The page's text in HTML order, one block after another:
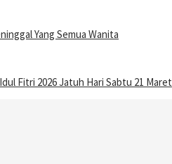
Yang Semua Wanita
Fitri 2026 Jatuh Hari Sabtu 21 Maret